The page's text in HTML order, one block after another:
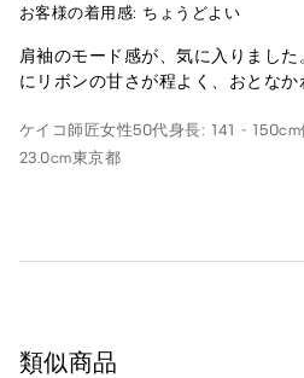
お客様の着用感: ちょうどよい
肩袖のモード感が、気に入りまし
にリボンの甘さが程よく、おとな
ケイコ師匠女性50代身長: 141 - 150cm
23.0cm東京都
類似商品